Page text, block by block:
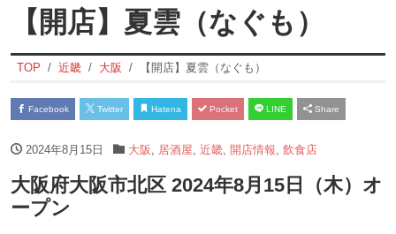
【開店】夏雲（なぐも）
TOP 近畿 大阪 【開店】夏雲（なぐも）
Facebook Twitter Hatena Pocket LINE Share
2024年8月15日 大阪 居酒屋 近畿, 開店情報 飲食店
大阪府大阪市北区 2024年8月15日（木）オ
ープン